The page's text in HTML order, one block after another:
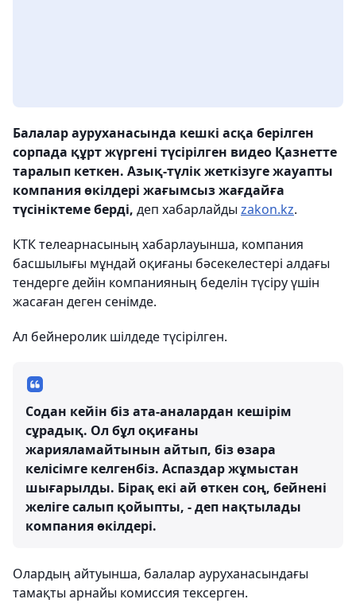
Балалар ауруханасында кешкі асқа берілген
сорпада құрт жүргені түсірілген видео Қазнетте
таралып кеткен. Азық-түлік жеткізуге жауапты
компания өкілдері жағымсыз жағдайға
түсініктеме берді, деп хабарлайды zakon.kz.
КТК телеарнасының хабарлауынша, компания
басшылығы мұндай оқиғаны бәсекелестері алдағы
тендерге дейін компанияның беделін түсіру үшін
жасаған деген сенімде.
Ал бейнеролик шілдеде түсірілген.
Содан кейін біз ата-аналардан кешірім
сұрадық. Ол бұл оқиғаны
жарияламайтынын айтып, біз өзара
келісімге келгенбіз. Аспаздар жұмыстан
шығарылды. Бірақ екі ай өткен соң, бейнені
желіге салып қойыпты, - деп нақтылады
компания өкілдері.
Олардың айтуынша, балалар ауруханасындағы
тамақты арнайы комиссия тексерген.